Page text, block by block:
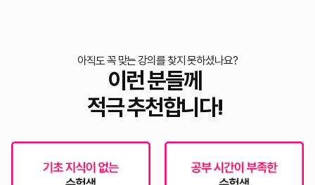
아직도 꼭 맞는 강의를 찾지 못하셨나요?
이런 분들께
적극 추천합니다!